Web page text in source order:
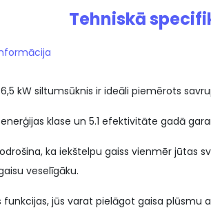
Tehniskā
kW siltumsūknis ir ideāli piemērots
klase un 5.1 efektivitāte gadā
ka iekštelpu gaiss vienmēr jūtas
veselīgāku.
jūs varat pielāgot gaisa plūsmu